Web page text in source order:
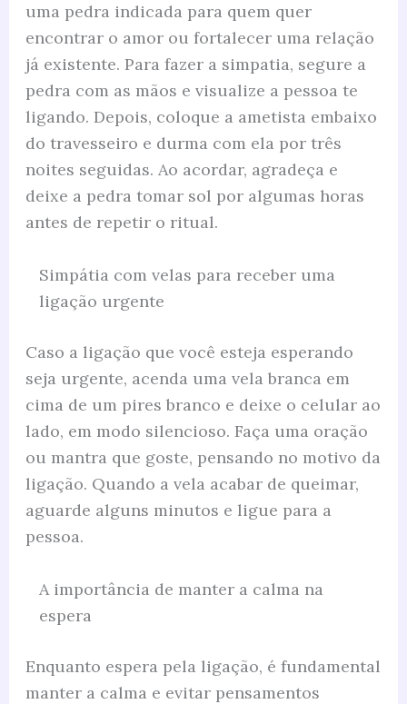
uma pedra indicada para quem quer
encontrar o amor ou fortalecer uma relação
já existente. Para fazer a simpatia, segure a
pedra com as mãos e visualize a pessoa te
ligando. Depois, coloque a ametista embaixo
do travesseiro e durma com ela por três
noites seguidas. Ao acordar, agradeça e
deixe a pedra tomar sol por algumas horas
antes de repetir o ritual.
Simpátia com velas para receber uma
ligação urgente
Caso a ligação que você esteja esperando
seja urgente, acenda uma vela branca em
cima de um pires branco e deixe o celular ao
lado, em modo silencioso. Faça uma oração
ou mantra que goste, pensando no motivo da
ligação. Quando a vela acabar de queimar,
aguarde alguns minutos e ligue para a
pessoa.
A importância de manter a calma na
espera
Enquanto espera pela ligação, é fundamental
manter a calma e evitar pensamentos